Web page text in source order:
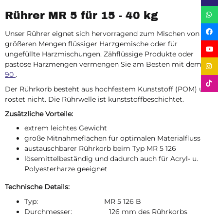
Rührer MR 5 für 15 - 40 kg
Unser Rührer eignet sich hervorragend zum Mischen von
größeren Mengen flüssiger Harzgemische oder für
ungefüllte Harzmischungen. Zähflüssige Produkte oder
pastöse Harzmengen vermengen Sie am Besten mit dem LX
90 .
Der Rührkorb besteht aus hochfestem Kunststoff (POM) und
rostet nicht. Die Rührwelle ist kunststoffbeschichtet.
Zusätzliche Vorteile:
extrem leichtes Gewicht
große Mitnahmeflächen für optimalen Materialfluss
austauschbarer Rührkorb beim Typ MR 5 126
lösemittelbeständig und dadurch auch für Acryl- u.
Polyesterharze geeignet
Technische Details:
Typ: MR 5 126 B
Durchmesser: 126 mm des Rührkorbs